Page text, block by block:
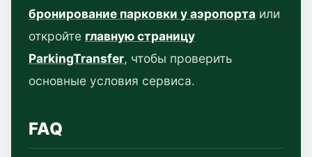
бронирование парковки у аэропорта или
откройте главную страницу
ParkingTransfer, чтобы проверить
основные условия сервиса.
FAQ